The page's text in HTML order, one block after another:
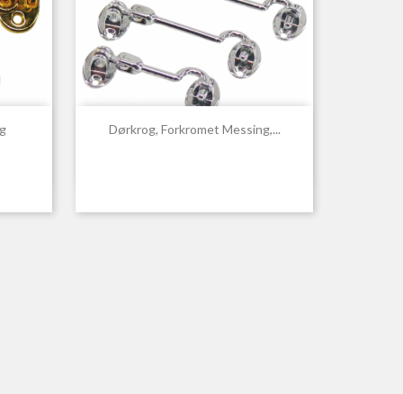
Dørkrog, Forkromet Messing,...
Hurtigvisning